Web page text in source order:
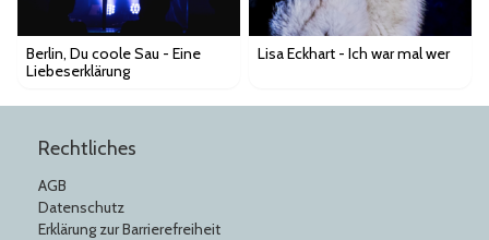
Berlin, Du coole Sau - Eine
Liebeserklärung
Lisa Eckhart - Ich war mal wer
Rechtliches
AGB
Datenschutz
Erklärung zur Barrierefreiheit